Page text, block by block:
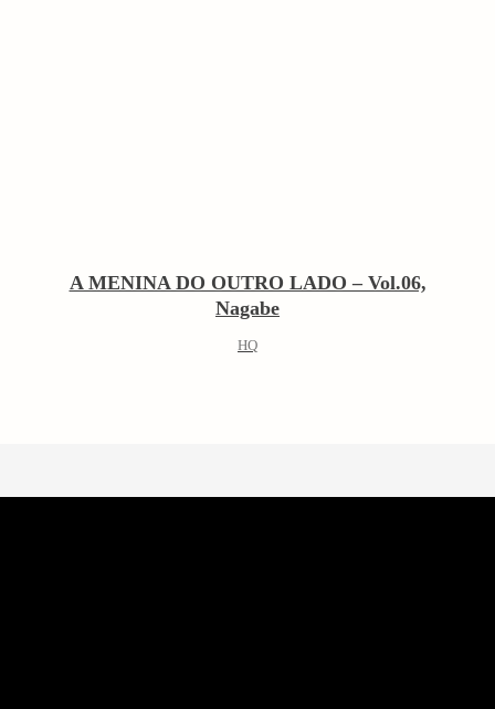
A MENINA DO OUTRO LADO – Vol.06,
Nagabe
HQ